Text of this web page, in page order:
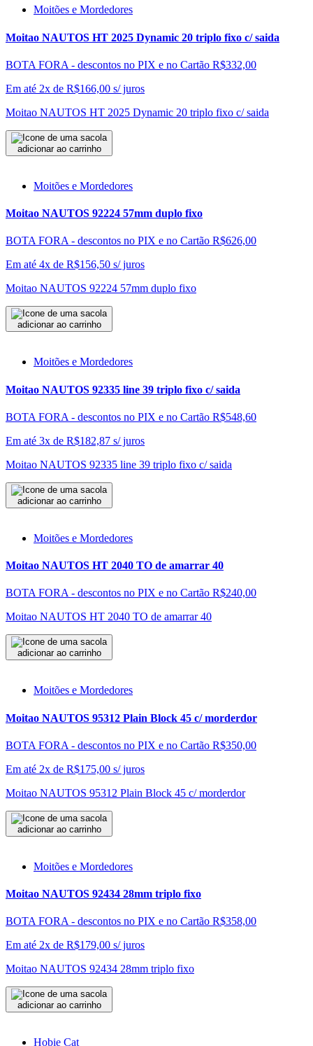
Moitões e Mordedores
Moitao NAUTOS HT 2025 Dynamic 20 triplo fixo c/ saida
BOTA FORA - descontos no PIX e no Cartão R$332,00
Em até 2x de R$166,00 s/ juros
Moitao NAUTOS HT 2025 Dynamic 20 triplo fixo c/ saida
adicionar ao carrinho
Moitões e Mordedores
Moitao NAUTOS 92224 57mm duplo fixo
BOTA FORA - descontos no PIX e no Cartão R$626,00
Em até 4x de R$156,50 s/ juros
Moitao NAUTOS 92224 57mm duplo fixo
adicionar ao carrinho
Moitões e Mordedores
Moitao NAUTOS 92335 line 39 triplo fixo c/ saida
BOTA FORA - descontos no PIX e no Cartão R$548,60
Em até 3x de R$182,87 s/ juros
Moitao NAUTOS 92335 line 39 triplo fixo c/ saida
adicionar ao carrinho
Moitões e Mordedores
Moitao NAUTOS HT 2040 TO de amarrar 40
BOTA FORA - descontos no PIX e no Cartão R$240,00
Moitao NAUTOS HT 2040 TO de amarrar 40
adicionar ao carrinho
Moitões e Mordedores
Moitao NAUTOS 95312 Plain Block 45 c/ morderdor
BOTA FORA - descontos no PIX e no Cartão R$350,00
Em até 2x de R$175,00 s/ juros
Moitao NAUTOS 95312 Plain Block 45 c/ morderdor
adicionar ao carrinho
Moitões e Mordedores
Moitao NAUTOS 92434 28mm triplo fixo
BOTA FORA - descontos no PIX e no Cartão R$358,00
Em até 2x de R$179,00 s/ juros
Moitao NAUTOS 92434 28mm triplo fixo
adicionar ao carrinho
Hobie Cat